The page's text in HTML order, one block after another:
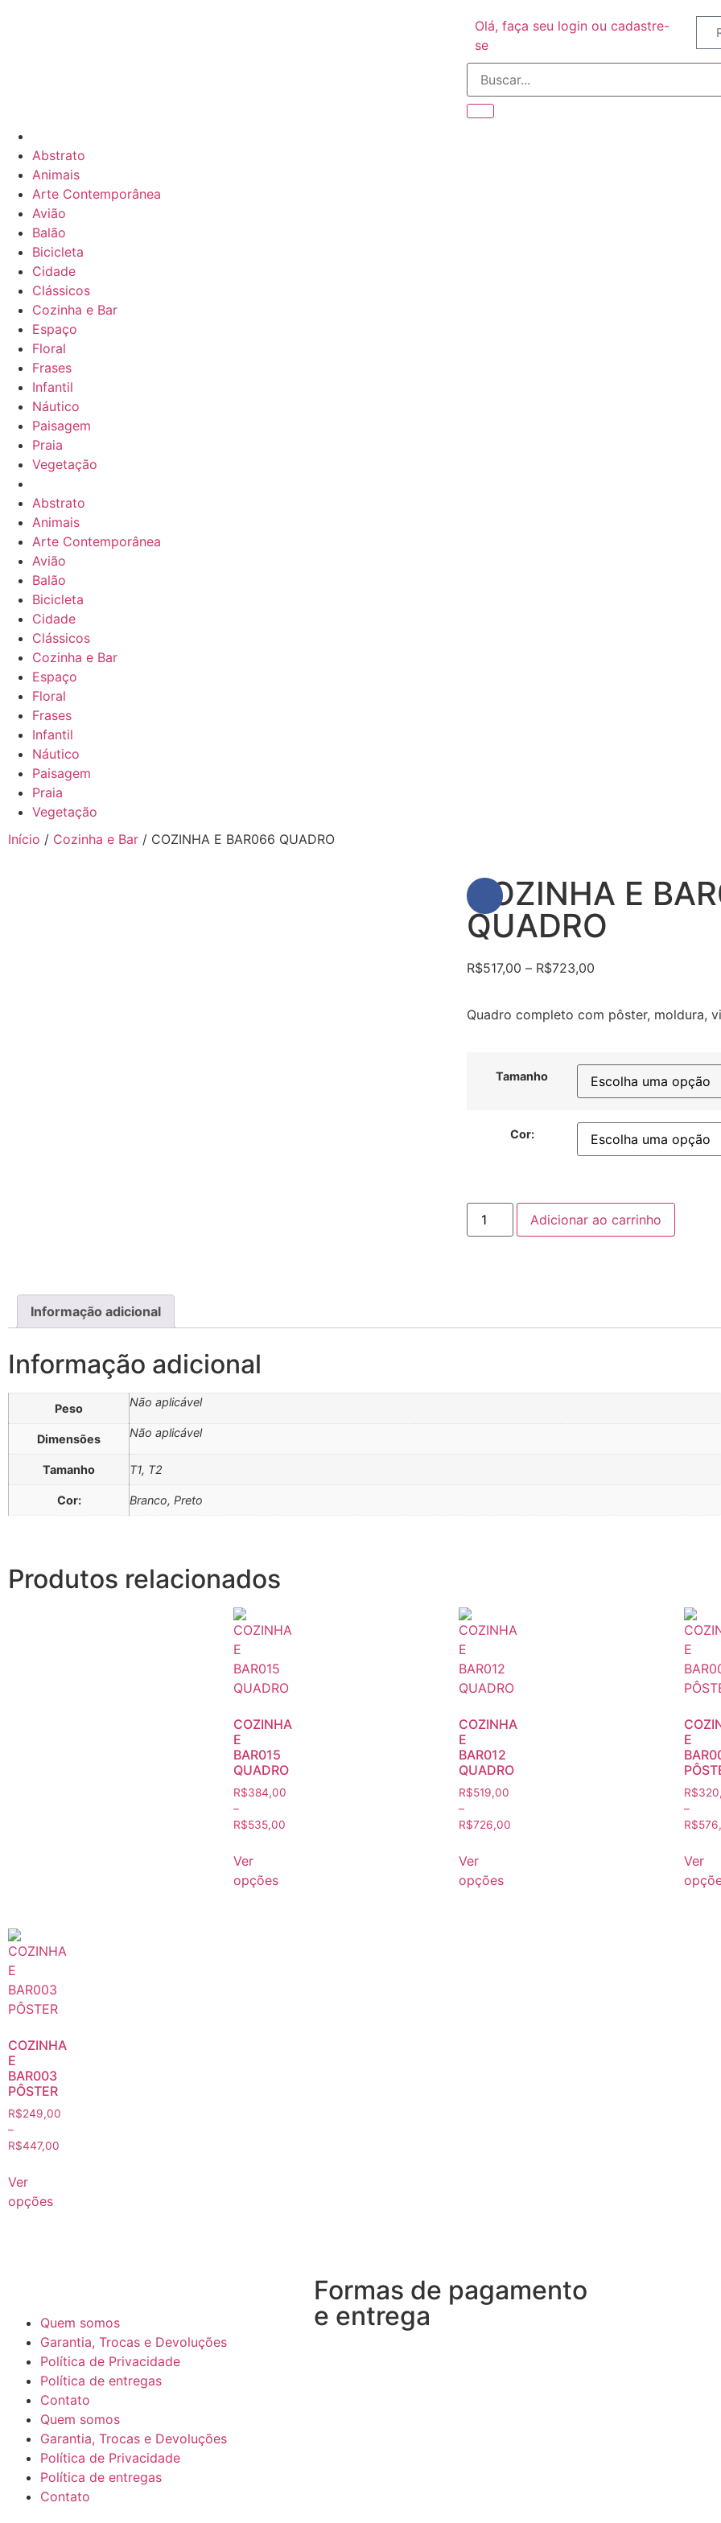
Olá, faça seu login ou cadastre-
se
Abstrato
Animais
Arte Contemporânea
Avião
Balão
Bicicleta
Cidade
Clássicos
Cozinha e Bar
Espaço
Floral
Frases
Infantil
Náutico
Paisagem
Praia
Vegetação
Abstrato
Animais
Arte Contemporânea
Avião
Balão
Bicicleta
Cidade
Clássicos
Cozinha e Bar
Espaço
Floral
Frases
Infantil
Náutico
Paisagem
Praia
Vegetação
Início / Cozinha e Bar / COZINHA E BAR066 QUADRO
COZINHA E
QUADRO
R$517,00 – R$723,00
Quadro completo com pôster, moldura,
Tamanho
Cor:
Adicionar ao carrinho
Informação adicional
Informação adicional
Peso Não aplicável
Dimensões Não aplicável
Tamanho T1, T2
Cor: Branco, Preto
Produtos relacionados
COZINHA
E
BAR015
QUADRO
R$384,00
–
R$535,00
Ver
opções
COZINHA
E
BAR012
QUADRO
R$519,00
–
R$726,00
Ver
opções
E
R$
–
R$
Ver
COZINHA
E
BAR003
PÔSTER
R$249,00
–
R$447,00
Ver
opções
Quem somos
Garantia, Trocas e Devoluções
Política de Privacidade
Política de entregas
Contato
Quem somos
Garantia, Trocas e Devoluções
Política de Privacidade
Política de entregas
Contato
Formas de pagamento
e entrega